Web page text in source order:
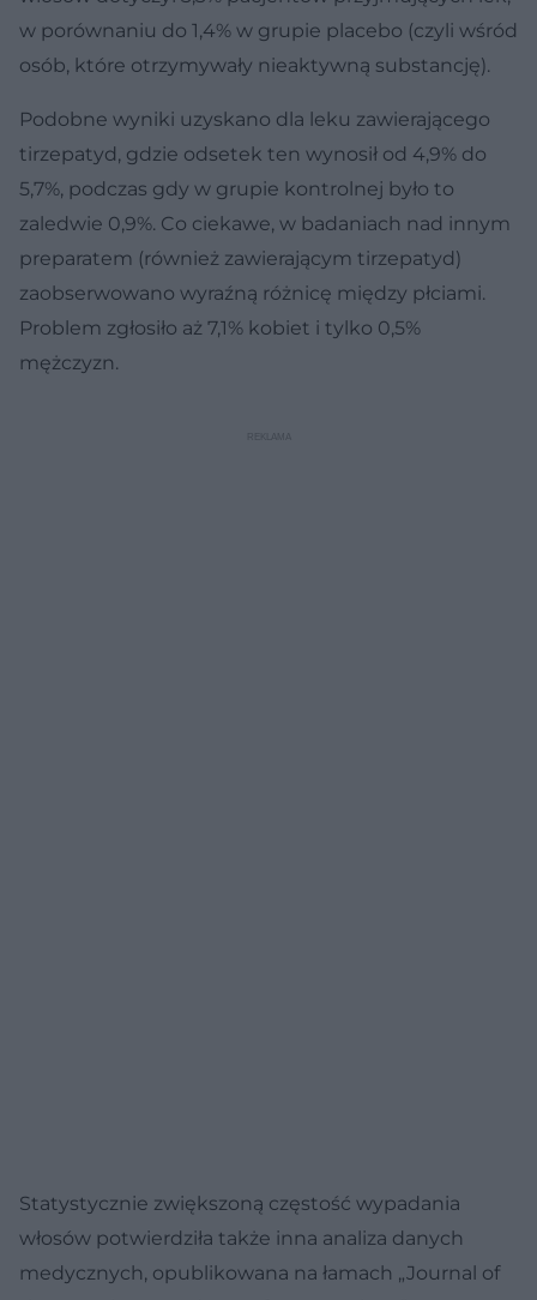
w porównaniu do 1,4% w grupie placebo (czyli wśród
osób, które otrzymywały nieaktywną substancję).
Podobne wyniki uzyskano dla leku zawierającego
tirzepatyd, gdzie odsetek ten wynosił od 4,9% do
5,7%, podczas gdy w grupie kontrolnej było to
zaledwie 0,9%. Co ciekawe, w badaniach nad innym
preparatem (również zawierającym tirzepatyd)
zaobserwowano wyraźną różnicę między płciami.
Problem zgłosiło aż 7,1% kobiet i tylko 0,5%
mężczyzn.
Statystycznie zwiększoną częstość wypadania
włosów potwierdziła także inna analiza danych
medycznych, opublikowana na łamach „Journal of